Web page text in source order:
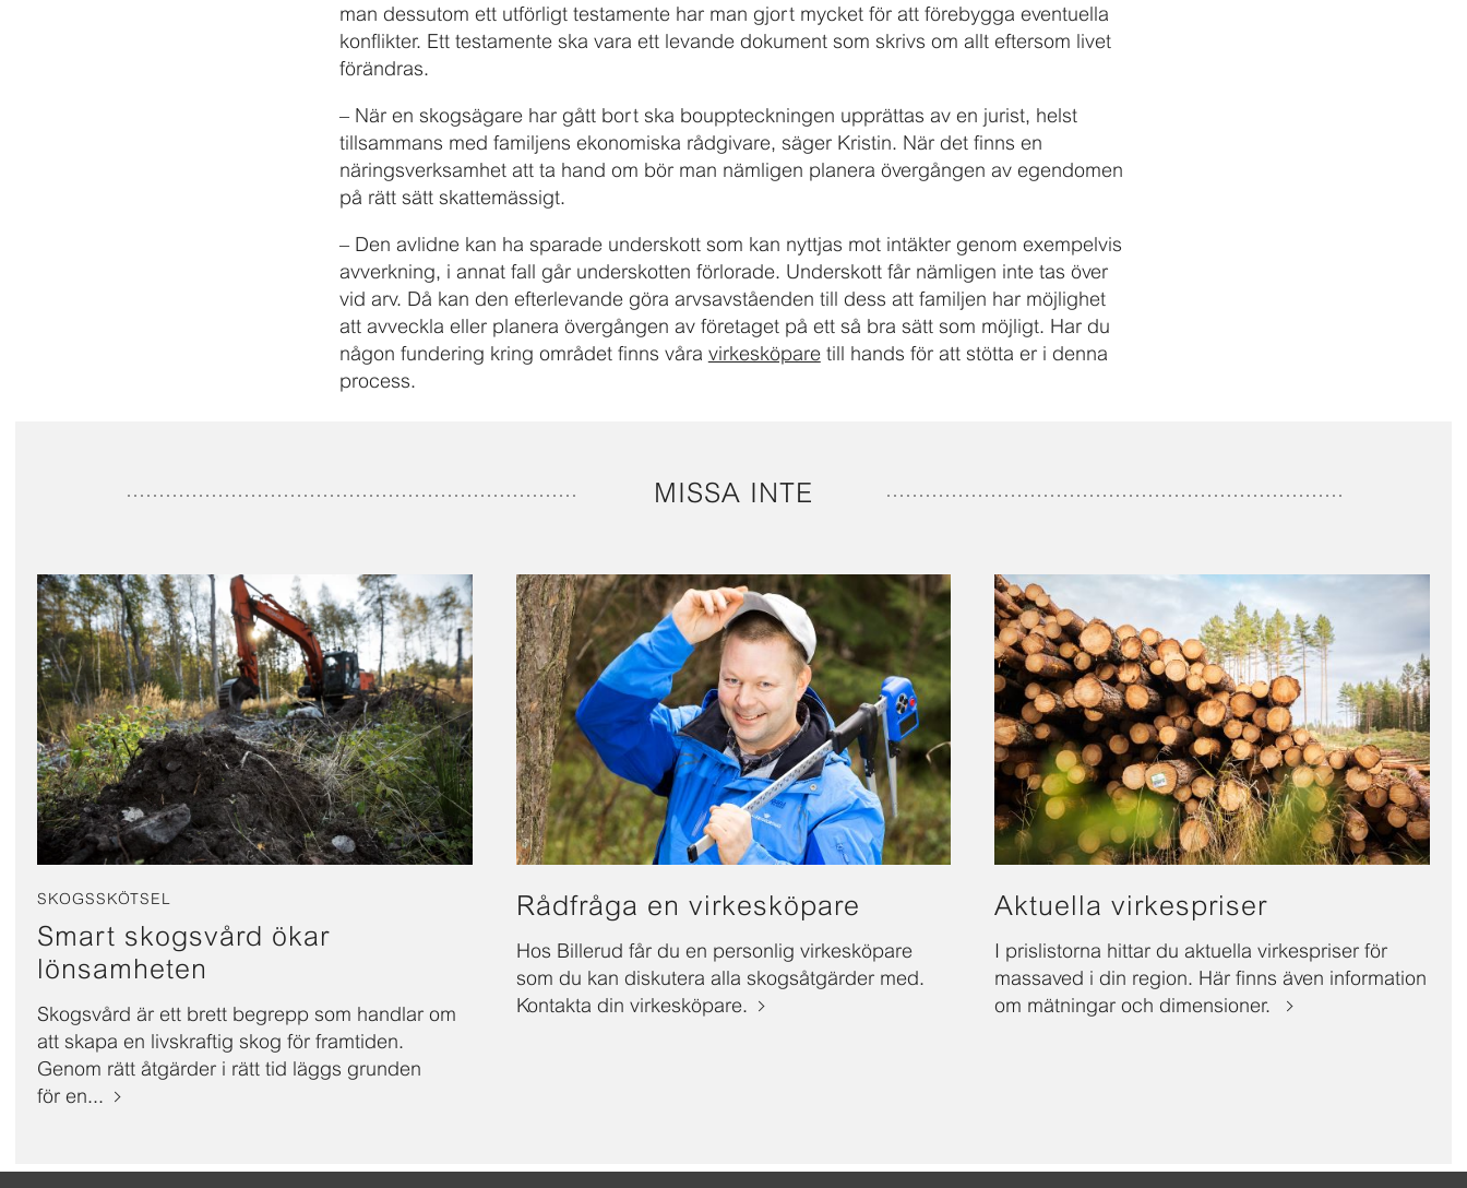
man dessutom ett utförligt testamente har man gjort mycket för att förebygga eventuella
konflikter. Ett testamente ska vara ett levande dokument som skrivs om allt eftersom livet
förändras.
– När en skogsägare har gått bort ska bo­uppteckningen upprättas av en jurist, helst
tillsammans med familjens ekonomiska rådgivare, säger Kristin. När det finns en
näringsverksamhet att ta hand om bör man nämligen planera över­gången av egendomen
på rätt sätt skattemässigt.
– Den avlidne kan ha sparade underskott som kan nyttjas mot intäkter genom exempelvis
avverkning, i annat fall går underskotten förlorade. Underskott får nämligen inte tas över
vid arv. Då kan den efterlevande göra arvsavståenden till dess att familjen har möjlighet
att avveckla eller planera övergången av företaget på ett så bra sätt som möjligt. Har du
någon fundering kring området finns våra virkesköparetill hands för att stötta er i denna
process.
MISSA INTE
SKOGSSKÖTSEL
Smart skogsvård ökar
lönsamheten
Skogsvård är ett brett begrepp som handlar om
att skapa en livskraftig skog för framtiden.
Genom rätt åtgärder i rätt tid läggs grunden
för en...
Rådfråga en virkesköpare
Hos Billerud får du en personlig virkesköpare
som du kan diskutera alla skogsåtgärder med.
Kontakta din virkesköpare.
Aktuella virkespriser
I prislistorna hittar du aktuella virkespriser för
massaved i din region. Här finns även information
om mätningar och dimensioner.